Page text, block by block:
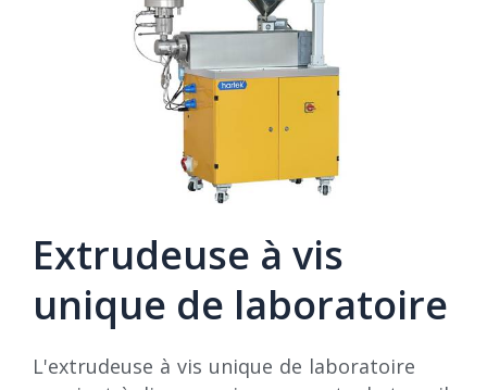
Extrudeuse à vis
unique de laboratoire
L'extrudeuse à vis unique de laboratoire